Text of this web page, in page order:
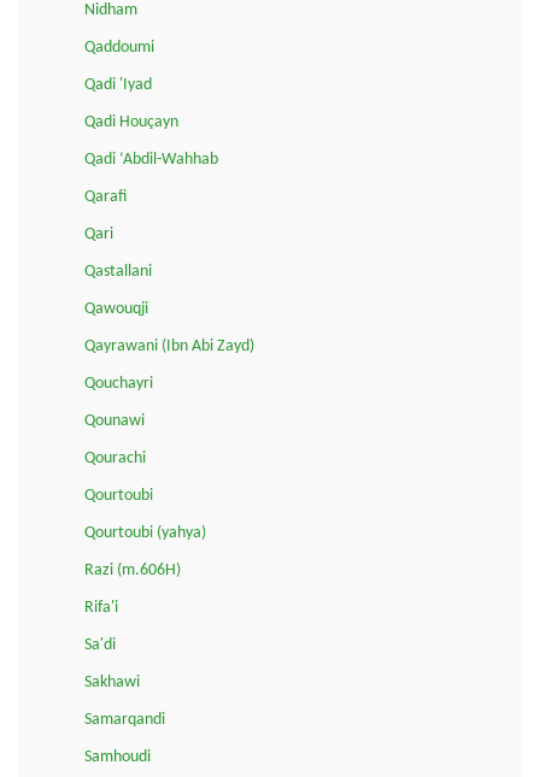
Nidham
Qaddoumi
Qadi 'Iyad
Qadi Houçayn
Qadi ‘Abdil-Wahhab
Qarafi
Qari
Qastallani
Qawouqji
Qayrawani (Ibn Abi Zayd)
Qouchayri
Qounawi
Qourachi
Qourtoubi
Qourtoubi (yahya)
Razi (m.606H)
Rifa'i
Sa'di
Sakhawi
Samarqandi
Samhoudi